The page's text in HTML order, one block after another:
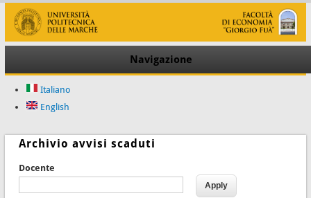
Navigazione
Italiano
English
Archivio avvisi scaduti
Docente